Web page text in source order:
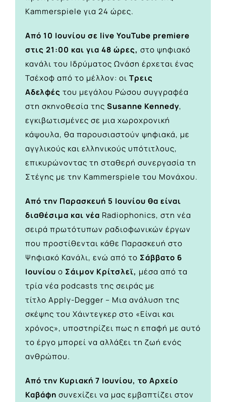
Kammerspiele για 24 ώρες.
Από 10 Ιουνίου σε live YouTube premiere
στις 21:00 και για 48 ώρες, στο ψηφιακό
κανάλι του Ιδρύματος Ωνάση έρχεται ένας
Τσέχοφ από το μέλλον: οι Τρεις
Αδελφές του μεγάλου Ρώσου συγγραφέα
στη σκηνοθεσία της Susanne Kennedy,
εγκιβωτισμένες σε μια χωροχρονική
κάψουλα, θα παρουσιαστούν ψηφιακά, με
αγγλικούς και ελληνικούς υπότιτλους,
επικυρώνοντας τη σταθερή συνεργασία τη
Στέγης με την Kammerspiele του Μονάχου.
Από την Παρασκευή 5 Ιουνίου θα είναι
διαθέσιμα και νέα Radiophonics, στη νέα
σειρά πρωτότυπων ραδιοφωνικών έργων
που προστίθενται κάθε Παρασκευή στο
Ψηφιακό Κανάλι, ενώ από το Σάββατο 6
Ιουνίου ο Σάιμον Κρίτσλεϊ, μέσα από τα
τρία νέα podcasts της σειράς με
τίτλο Apply-Degger – Μια ανάλυση της
σκέψης του Χάιντεγκερ στο «Είναι και
χρόνος», υποστηρίζει πως η επαφή με αυτό
το έργο μπορεί να αλλάξει τη ζωή ενός
ανθρώπου.
Από την Κυριακή 7 Ιουνίου, το Αρχείο
Καβάφη συνεχίζει να μας εμβαπτίζει στον